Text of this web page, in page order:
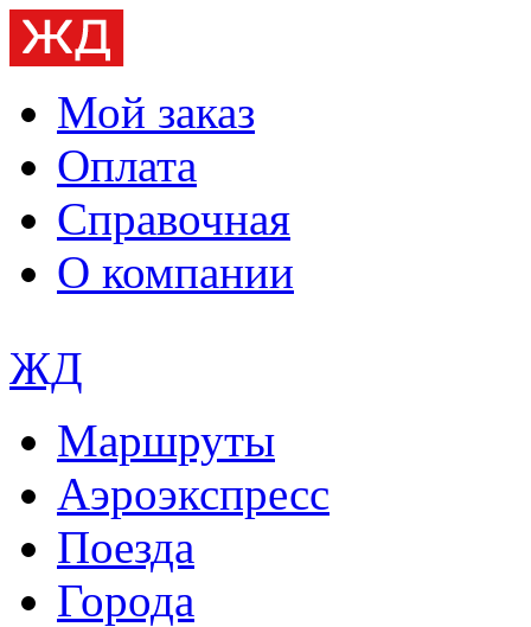
Мой заказ
Оплата
Справочная
О компании
ЖД
Маршруты
Аэроэкспресс
Поезда
Города